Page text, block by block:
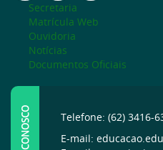
Secretaria
Matrícula Web
Ouvidoria
Notícias
Documentos Oficiais
Telefone: (62) 3416-
E-mail: